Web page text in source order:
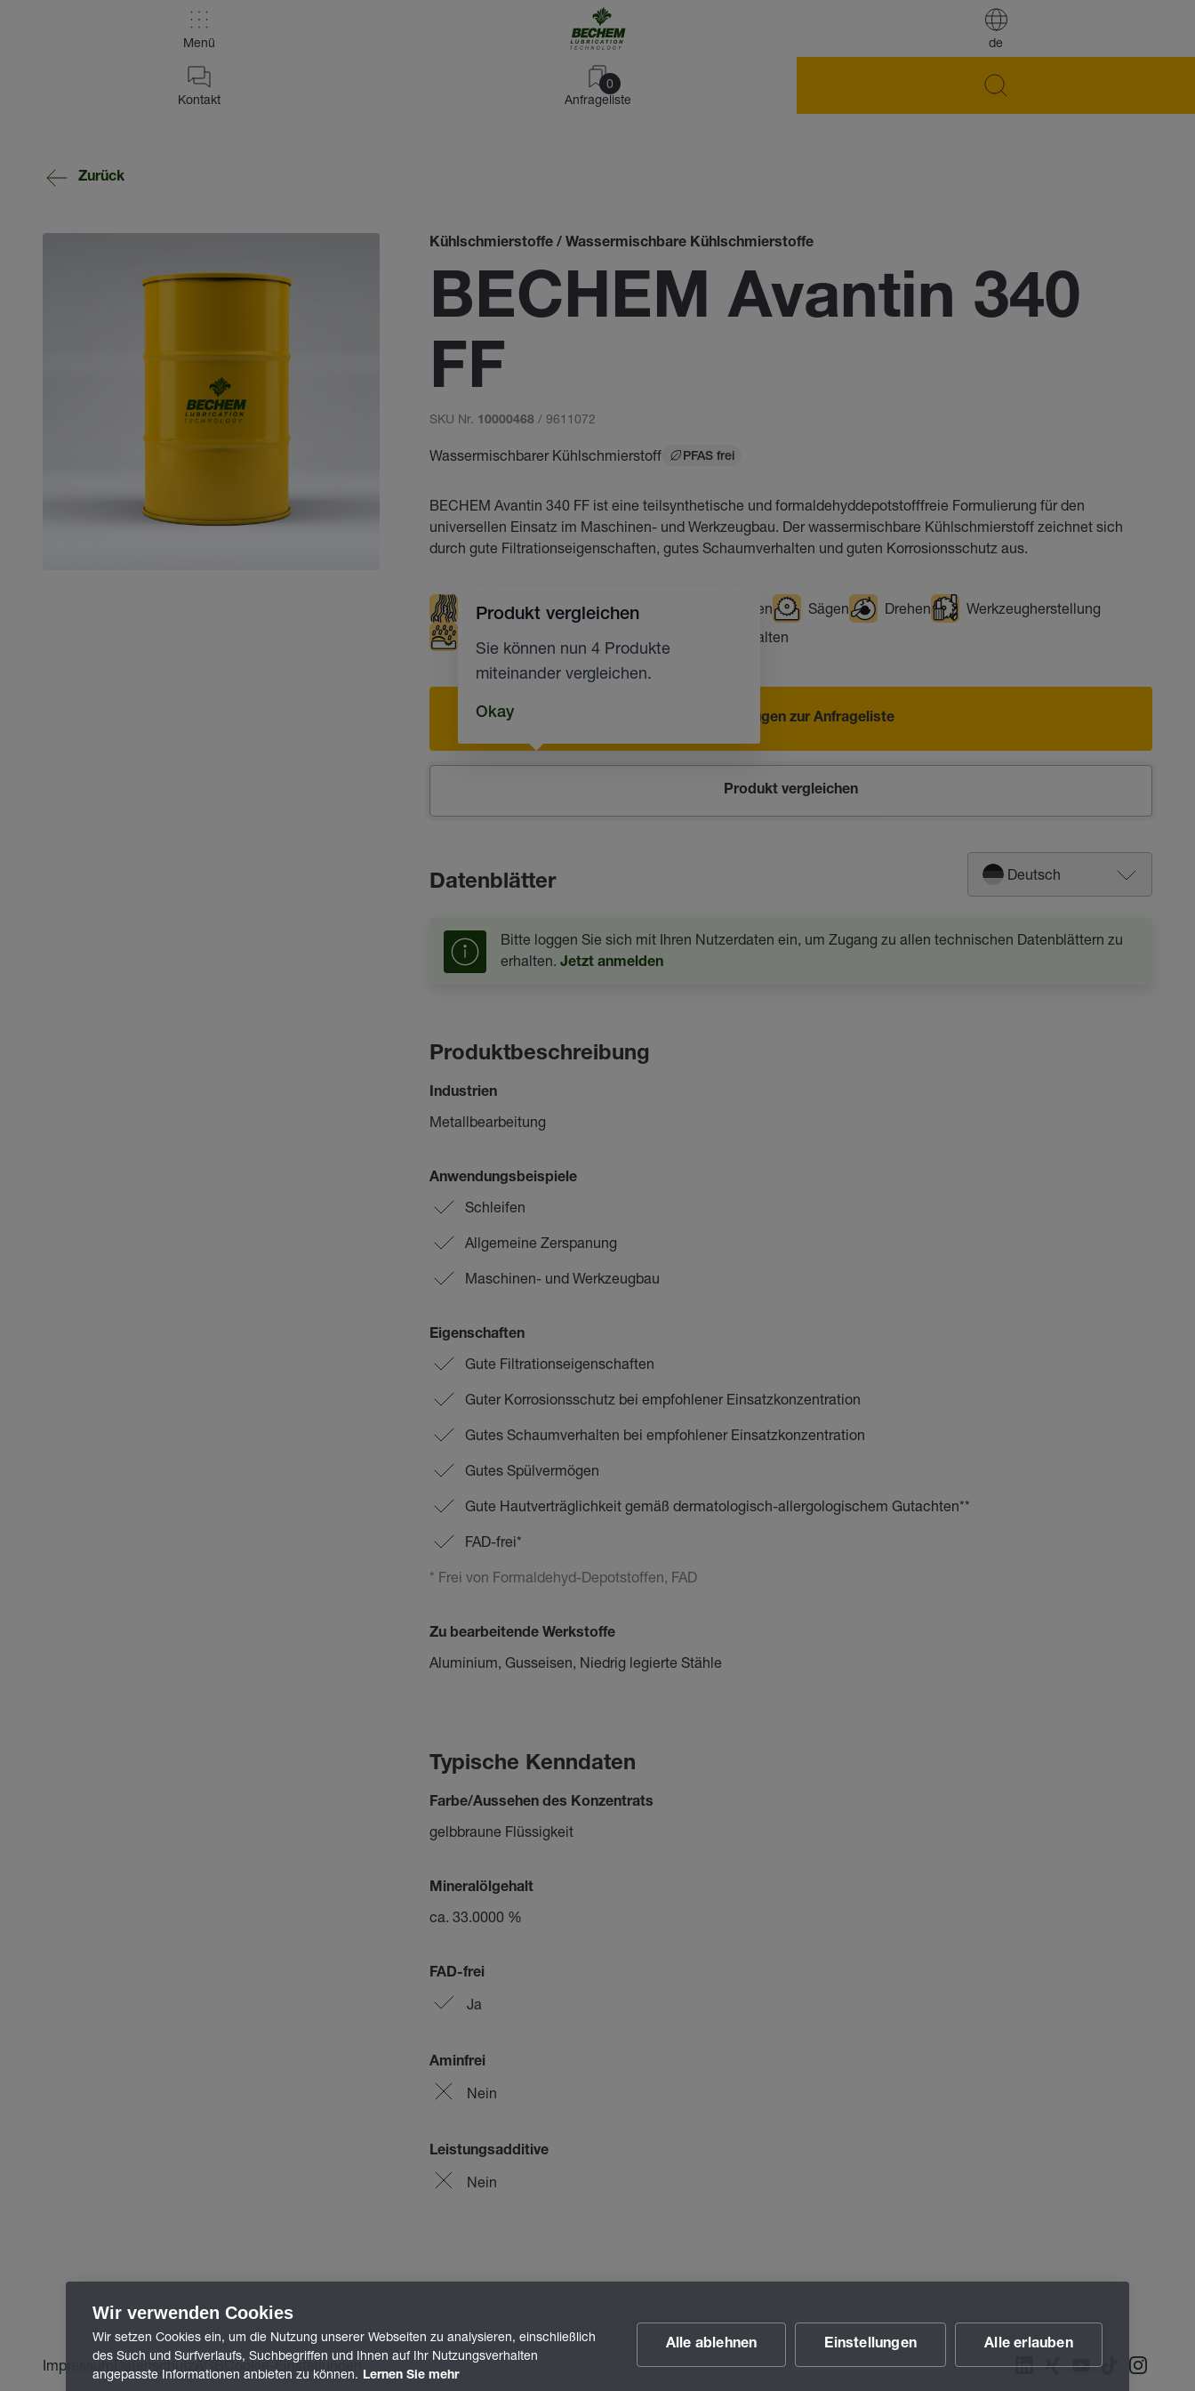
de
Menü
0
Anfrageliste
Kontakt
Zurück
Kühlschmierstoffe / Wassermischbare Kühlschmierstoffe
BECHEM Avantin 340
FF
SKU Nr. 10000468 / 9611072
Wassermischbarer Kühlschmierstoff PFAS frei
BECHEM Avantin 340 FF ist eine teilsynthetische und formaldehyddepotstofffreie Formulierung für den
universellen Einsatz im Maschinen- und Werkzeugbau. Der wassermischbare Kühlschmierstoff zeichnet sich
durch gute Filtrationseigenschaften, gutes Schaumverhalten und guten Korrosionsschutz aus.
Gutes Spülverhalten Schleifen Bohren Sägen Drehen
Werkzeugherstellung
Gutes Rückstandsverhalten
Hinzufügen zur Anfrageliste
Produkt vergleichen
Produkt vergleichen
Sie können nun 4 Produkte
miteinander vergleichen.
Okay
Datenblätter Deutsch
Bitte loggen Sie sich mit Ihren Nutzerdaten ein, um Zugang zu allen technischen Datenblättern zu
erhalten. Jetzt anmelden
Produktbeschreibung
Industrien
Metallbearbeitung
Anwendungsbeispiele
Schleifen
Allgemeine Zerspanung
Maschinen- und Werkzeugbau
Eigenschaften
Gute Filtrationseigenschaften
Guter Korrosionsschutz bei empfohlener Einsatzkonzentration
Gutes Schaumverhalten bei empfohlener Einsatzkonzentration
Gutes Spülvermögen
Gute Hautverträglichkeit gemäß dermatologisch-allergologischem Gutachten**
FAD-frei*
* Frei von Formaldehyd-Depotstoffen, FAD
Zu bearbeitende Werkstoffe
Aluminium, Gusseisen, Niedrig legierte Stähle
Typische Kenndaten
Farbe/Aussehen des Konzentrats
gelbbraune Flüssigkeit
Mineralölgehalt
ca. 33.0000 %
FAD-frei
Ja
Aminfrei
Nein
Leistungsadditive
Nein
Impressum Datenschutz AGBCookie-Einstellungen
Wir verwenden Cookies
Wir setzen Cookies ein, um die Nutzung unserer Webseiten zu analysieren, einschließlich
des Such und Surfverlaufs, Suchbegriffen und Ihnen auf Ihr Nutzungsverhalten
angepasste Informationen anbieten zu können. Lernen Sie mehr
Alle ablehnen Einstellungen Alle erlauben